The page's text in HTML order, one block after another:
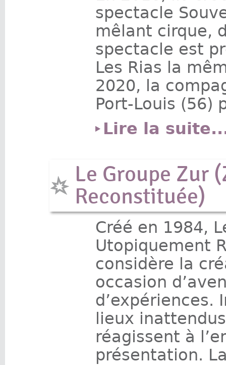
spectacle
mêlant cirque,
spectacle est
Les Rias la
2020, la
Port-Louis (56)
Lire la
Le Groupe Zur
Reconstituée)
Créé en 1984,
Utopiquement
considère la
occasion
d’expériences.
lieux
réagissent à
présentation.